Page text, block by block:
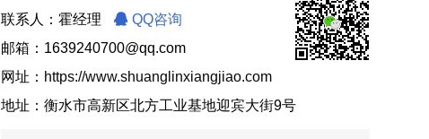
联系人：霍经理
QQ咨询
邮箱：1639240700@qq.com
网址： https://www.shuanglinxiangjiao.com
地址：衡水市高新区北方工业基地迎宾大街9号